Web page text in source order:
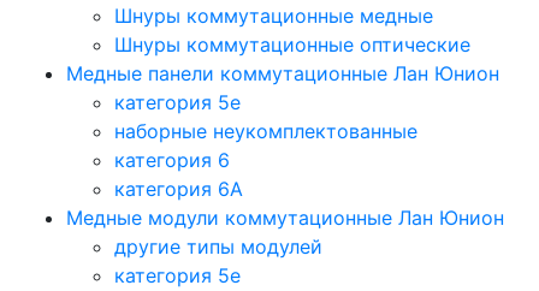
Шнуры коммутационные медные
Шнуры коммутационные оптические
Медные панели коммутационные Лан Юнион
категория 5e
наборные неукомплектованные
категория 6
категория 6A
Медные модули коммутационные Лан Юнион
другие типы модулей
категория 5е